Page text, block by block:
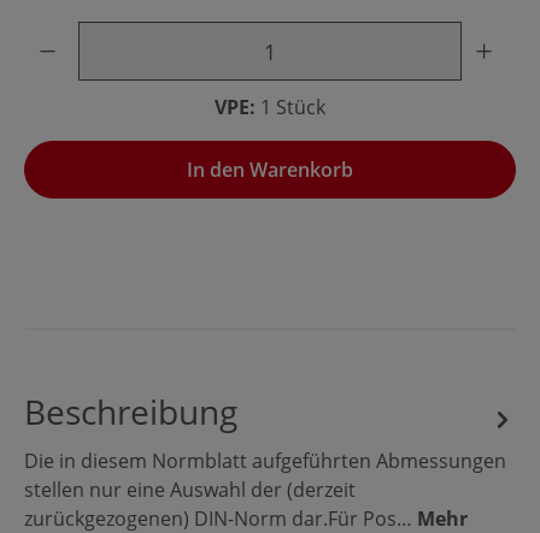
VPE: 1 Stück
In den Warenkorb
Beschreibung
Die in diesem Normblatt aufgeführten Abmessungen
stellen nur eine Auswahl der (derzeit
zurückgezogenen) DIN-Norm dar.Für Pos… Mehr